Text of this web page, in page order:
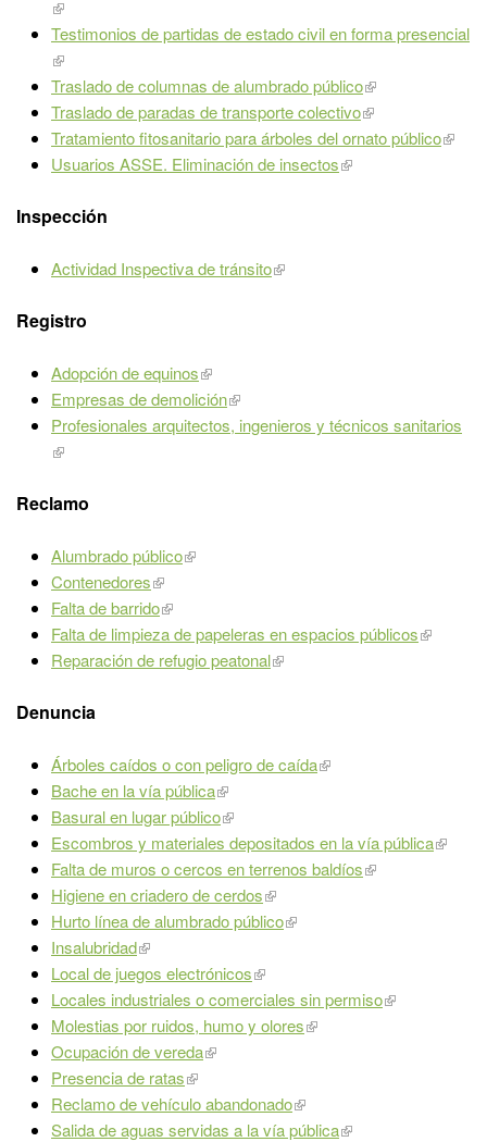
Testimonios de partidas de estado civil en forma presencial
Traslado de columnas de alumbrado público
Traslado de paradas de transporte colectivo
Tratamiento fitosanitario para árboles del ornato público
Usuarios ASSE. Eliminación de insectos
Inspección
Actividad Inspectiva de tránsito
Registro
Adopción de equinos
Empresas de demolición
Profesionales arquitectos, ingenieros y técnicos sanitarios
Reclamo
Alumbrado público
Contenedores
Falta de barrido
Falta de limpieza de papeleras en espacios públicos
Reparación de refugio peatonal
Denuncia
Árboles caídos o con peligro de caída
Bache en la vía pública
Basural en lugar público
Escombros y materiales depositados en la vía pública
Falta de muros o cercos en terrenos baldíos
Higiene en criadero de cerdos
Hurto línea de alumbrado público
Insalubridad
Local de juegos electrónicos
Locales industriales o comerciales sin permiso
Molestias por ruidos, humo y olores
Ocupación de vereda
Presencia de ratas
Reclamo de vehículo abandonado
Salida de aguas servidas a la vía pública